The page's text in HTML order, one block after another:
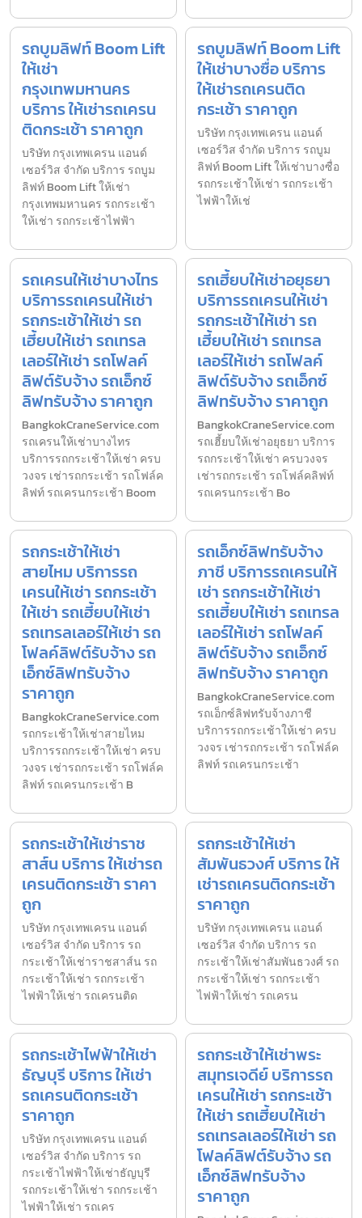
รถบูมลิฟท์ Boom Lift
ให้เช่า
กรุงเทพมหานคร
บริการ ให้เช่ารถเครน
ติดกระเช้า ราคาถูก
บริษัท กรุงเทพเครน แอนด์
เซอร์วิส จำกัด บริการ รถบูม
ลิฟท์ Boom Lift ให้เช่า
กรุงเทพมหานคร รถกระเช้า
ให้เช่า รถกระเช้าไฟฟ้า
รถบูมลิฟท์ Boom Lift
ให้เช่าบางซื่อ บริการ
ให้เช่ารถเครนติด
กระเช้า ราคาถูก
บริษัท กรุงเทพเครน แอนด์
เซอร์วิส จำกัด บริการ รถบูม
ลิฟท์ Boom Lift ให้เช่าบางซื่อ
รถกระเช้าให้เช่า รถกระเช้า
ไฟฟ้าให้เช่
รถเครนให้เช่าบางไทร
บริการรถเครนให้เช่า
รถกระเช้าให้เช่า รถ
เฮี้ยบให้เช่า รถเทรล
เลอร์ให้เช่า รถโฟลค์
ลิฟต์รับจ้าง รถเอ็กซ์
ลิฟทรับจ้าง ราคาถูก
BangkokCraneService.com
รถเครนให้เช่าบางไทร
บริการรถกระเช้าให้เช่า ครบ
วงจร เช่ารถกระเช้า รถโฟล์ค
ลิฟท์ รถเครนกระเช้า Boom
รถเฮี้ยบให้เช่าอยุธยา
บริการรถเครนให้เช่า
รถกระเช้าให้เช่า รถ
เฮี้ยบให้เช่า รถเทรล
เลอร์ให้เช่า รถโฟลค์
ลิฟต์รับจ้าง รถเอ็กซ์
ลิฟทรับจ้าง ราคาถูก
BangkokCraneService.com
รถเฮี้ยบให้เช่าอยุธยา บริการ
รถกระเช้าให้เช่า ครบวงจร
เช่ารถกระเช้า รถโฟล์คลิฟท์
รถเครนกระเช้า Bo
รถกระเช้าให้เช่า
สายไหม บริการรถ
เครนให้เช่า รถกระเช้า
ให้เช่า รถเฮี้ยบให้เช่า
รถเทรลเลอร์ให้เช่า รถ
โฟลค์ลิฟต์รับจ้าง รถ
เอ็กซ์ลิฟทรับจ้าง
ราคาถูก
BangkokCraneService.com
รถกระเช้าให้เช่าสายไหม
บริการรถกระเช้าให้เช่า ครบ
วงจร เช่ารถกระเช้า รถโฟล์ค
ลิฟท์ รถเครนกระเช้า B
รถเอ็กซ์ลิฟทรับจ้าง
ภาชี บริการรถเครนให้
เช่า รถกระเช้าให้เช่า
รถเฮี้ยบให้เช่า รถเทรล
เลอร์ให้เช่า รถโฟลค์
ลิฟต์รับจ้าง รถเอ็กซ์
ลิฟทรับจ้าง ราคาถูก
BangkokCraneService.com
รถเอ็กซ์ลิฟทรับจ้างภาชี
บริการรถกระเช้าให้เช่า ครบ
วงจร เช่ารถกระเช้า รถโฟล์ค
ลิฟท์ รถเครนกระเช้า
รถกระเช้าให้เช่าราช
สาส์น บริการ ให้เช่ารถ
เครนติดกระเช้า ราคา
ถูก
บริษัท กรุงเทพเครน แอนด์
เซอร์วิส จำกัด บริการ รถ
กระเช้าให้เช่าราชสาส์น รถ
กระเช้าให้เช่า รถกระเช้า
ไฟฟ้าให้เช่า รถเครนติด
รถกระเช้าให้เช่า
สัมพันธวงศ์ บริการ ให้
เช่ารถเครนติดกระเช้า
ราคาถูก
บริษัท กรุงเทพเครน แอนด์
เซอร์วิส จำกัด บริการ รถ
กระเช้าให้เช่าสัมพันธวงศ์ รถ
กระเช้าให้เช่า รถกระเช้า
ไฟฟ้าให้เช่า รถเครน
รถกระเช้าไฟฟ้าให้เช่า
ธัญบุรี บริการ ให้เช่า
รถเครนติดกระเช้า
ราคาถูก
บริษัท กรุงเทพเครน แอนด์
เซอร์วิส จำกัด บริการ รถ
กระเช้าไฟฟ้าให้เช่าธัญบุรี
รถกระเช้าให้เช่า รถกระเช้า
ไฟฟ้าให้เช่า รถเคร
รถกระเช้าให้เช่าพระ
สมุทรเจดีย์ บริการรถ
เครนให้เช่า รถกระเช้า
ให้เช่า รถเฮี้ยบให้เช่า
รถเทรลเลอร์ให้เช่า รถ
โฟลค์ลิฟต์รับจ้าง รถ
เอ็กซ์ลิฟทรับจ้าง
ราคาถูก